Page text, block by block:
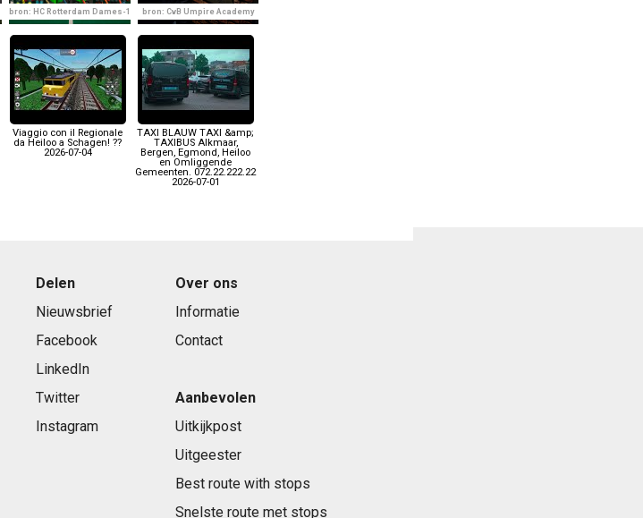
bron: HC Rotterdam Dames-1 bron: CvB Umpire Academy
Viaggio con il Regionale
da Heiloo a Schagen! ??
2026-07-04
TAXI BLAUW TAXI &amp;
TAXIBUS Alkmaar,
Bergen, Egmond, Heiloo
en Omliggende
Gemeenten. 072.22.222.22
2026-07-01
Delen
Nieuwsbrief
Facebook
LinkedIn
Twitter
Instagram
Over ons
Informatie
Contact
Aanbevolen
Uitkijkpost
Uitgeester
Best route with stops
Snelste route met stops